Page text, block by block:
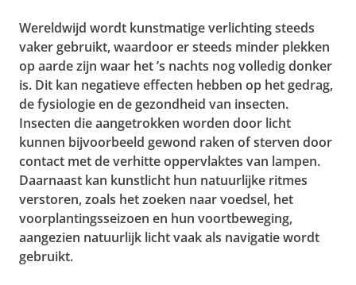
Wereldwijd wordt kunstmatige verlichting steeds
vaker gebruikt, waardoor er steeds minder plekken
op aarde zijn waar het ’s nachts nog volledig donker
is. Dit kan negatieve effecten hebben op het gedrag,
de fysiologie en de gezondheid van insecten.
Insecten die aangetrokken worden door licht
kunnen bijvoorbeeld gewond raken of sterven door
contact met de verhitte oppervlaktes van lampen.
Daarnaast kan kunstlicht hun natuurlijke ritmes
verstoren, zoals het zoeken naar voedsel, het
voorplantingsseizoen en hun voortbeweging,
aangezien natuurlijk licht vaak als navigatie wordt
gebruikt.